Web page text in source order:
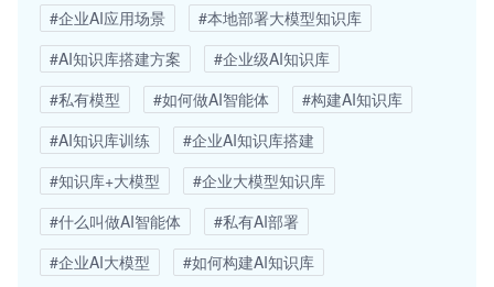
#企业AI应用场景
#本地部署大模型知识库
#AI知识库搭建方案
#企业级AI知识库
#私有模型
#如何做AI智能体
#构建AI知识库
#AI知识库训练
#企业AI知识库搭建
#知识库+大模型
#企业大模型知识库
#什么叫做AI智能体
#私有AI部署
#企业AI大模型
#如何构建AI知识库